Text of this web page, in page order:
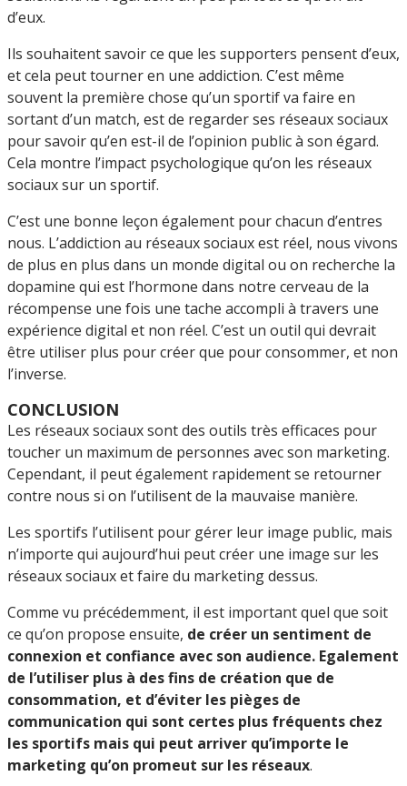
d’eux.
Ils souhaitent savoir ce que les supporters pensent d’eux,
et cela peut tourner en une addiction. C’est même
souvent la première chose qu’un sportif va faire en
sortant d’un match, est de regarder ses réseaux sociaux
pour savoir qu’en est-il de l’opinion public à son égard.
Cela montre l’impact psychologique qu’on les réseaux
sociaux sur un sportif.
C’est une bonne leçon également pour chacun d’entres
nous. L’addiction au réseaux sociaux est réel, nous vivons
de plus en plus dans un monde digital ou on recherche la
dopamine qui est l’hormone dans notre cerveau de la
récompense une fois une tache accompli à travers une
expérience digital et non réel. C’est un outil qui devrait
être utiliser plus pour créer que pour consommer, et non
l’inverse.
CONCLUSION
Les réseaux sociaux sont des outils très efficaces pour
toucher un maximum de personnes avec son marketing.
Cependant, il peut également rapidement se retourner
contre nous si on l’utilisent de la mauvaise manière.
Les sportifs l’utilisent pour gérer leur image public, mais
n’importe qui aujourd’hui peut créer une image sur les
réseaux sociaux et faire du marketing dessus.
Comme vu précédemment, il est important quel que soit
ce qu’on propose ensuite, de créer un sentiment de
connexion et confiance avec son audience. Egalement
de l’utiliser plus à des fins de création que de
consommation, et d’éviter les pièges de
communication qui sont certes plus fréquents chez
les sportifs mais qui peut arriver qu’importe le
marketing qu’on promeut sur les réseaux.